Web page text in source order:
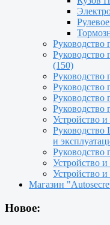
Руководство
Руководство
(150)
Руководство
Руководство
Руководство
Руководство
Устройство
Руководство
и
Руководство
Устройство
Устройство
Магазин
Новое: